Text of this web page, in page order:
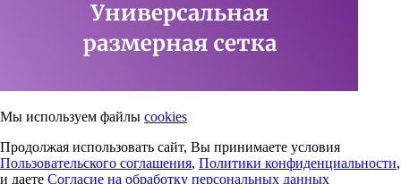
Мы используем файлы cookies
Продолжая использовать сайт, Вы принимаете условия
Пользовательского соглашения, Политики конфиденциальности,
и даете Согласие на обработку персональных данных